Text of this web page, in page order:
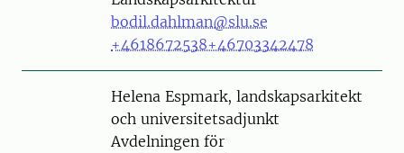
bodil.dahlman@slu.se
+4618672538+46703342478
PersonHelena Espmark, landskapsarkitekt
och universitetsadjunkt
Avdelningen för